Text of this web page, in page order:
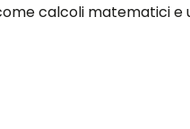
calcoli matematici e